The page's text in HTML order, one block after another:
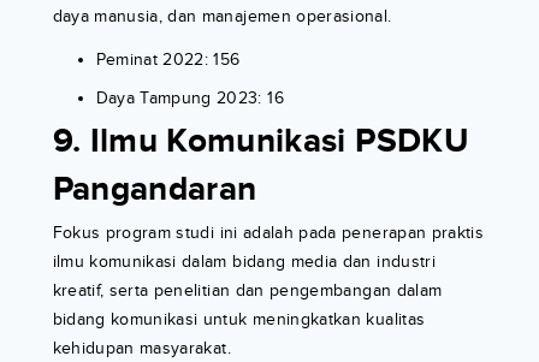
daya manusia, dan manajemen operasional.
Peminat 2022: 156
Daya Tampung 2023: 16
9. Ilmu Komunikasi PSDKU
Pangandaran
Fokus program studi ini adalah pada penerapan praktis
ilmu komunikasi dalam bidang media dan industri
kreatif, serta penelitian dan pengembangan dalam
bidang komunikasi untuk meningkatkan kualitas
kehidupan masyarakat.